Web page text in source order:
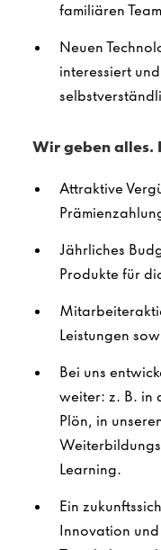
familiären
Neuen
interessiert
Wir geben alles.
Attraktive
Jährliches
Produkte für
Leistungen
Bei uns
weiter: z. B. in
Plön, in
Learning.
Ein
Innovation